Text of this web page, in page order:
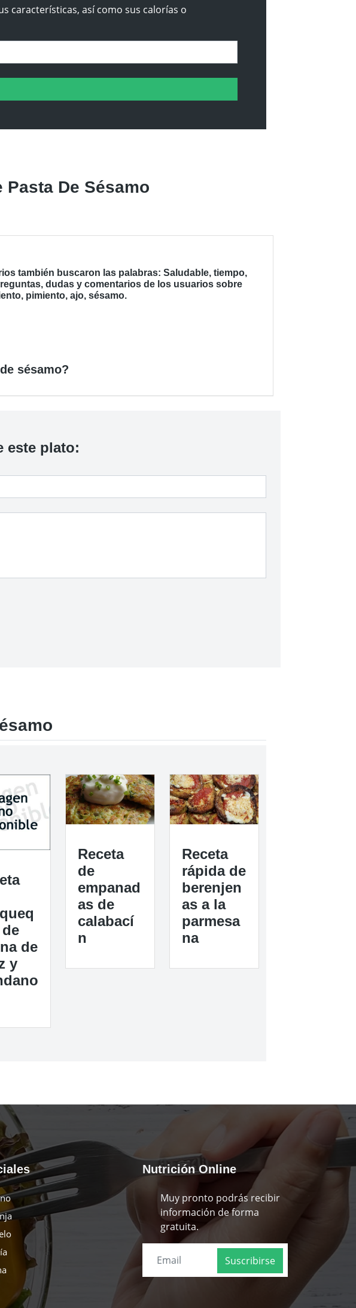
características, así como sus calorías o
De Sésamo
también buscaron las palabras: Saludable, tiempo,
dudas y comentarios de los usuarios sobre
pimiento, ajo, sésamo.
sésamo?
este plato:
de
y
Receta
de
empanad
as de
calabací
n
Receta
rápida de
berenjen
as a la
parmesa
na
Nutrición Online
Muy pronto podrás recibir
información de forma
gratuita.
Suscribirse